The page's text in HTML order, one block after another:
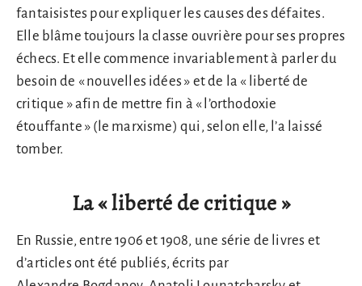
fantaisistes pour expliquer les causes des défaites.
Elle blâme toujours la classe ouvrière pour ses propres
échecs. Et elle commence invariablement à parler du
besoin de « nouvelles idées » et de la « liberté de
critique » afin de mettre fin à « l’orthodoxie
étouffante » (le marxisme) qui, selon elle, l’a laissé
tomber.
La « liberté de critique »
En Russie, entre 1906 et 1908, une série de livres et
d’articles ont été publiés, écrits par